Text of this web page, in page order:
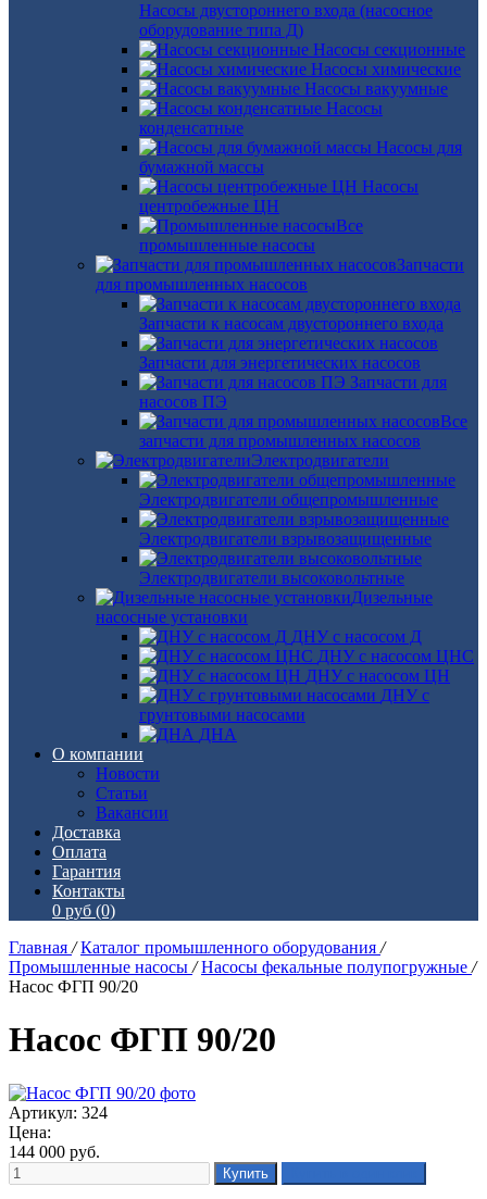
Насосы двустороннего входа (насосное
оборудование типа Д)
Насосы секционные
Насосы химические
Насосы вакуумные
Насосы
конденсатные
Насосы для
бумажной массы
Насосы
центробежные ЦН
Все
промышленные насосы
Запчасти
для промышленных насосов
Запчасти к насосам двустороннего входа
Запчасти для энергетических насосов
Запчасти для
насосов ПЭ
Все
запчасти для промышленных насосов
Электродвигатели
Электродвигатели общепромышленные
Электродвигатели взрывозащищенные
Электродвигатели высоковольтные
Дизельные
насосные установки
ДНУ с насосом Д
ДНУ с насосом ЦНС
ДНУ с насосом ЦН
ДНУ с
грунтовыми насосами
ДНА
О компании
Новости
Статьи
Вакансии
Доставка
Оплата
Гарантия
Контакты
0 руб (0)
Главная / Каталог промышленного оборудования /
Промышленные насосы / Насосы фекальные полупогружные /
Насос ФГП 90/20
Насос ФГП 90/20
Артикул: 324
Цена:
144 000 руб.